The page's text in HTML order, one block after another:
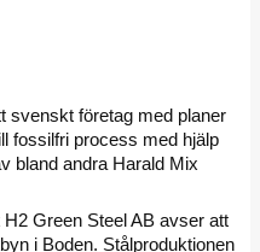
svenskt företag med planer
fossilfri process med hjälp
bland andra Harald Mix
Green Steel AB avser att
i Boden. Stålproduktionen